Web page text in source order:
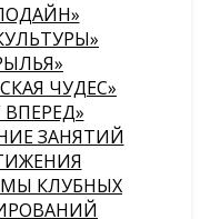
ЧУДЕС»
ЗАНЯТИЙ
КЛУБНЫХ